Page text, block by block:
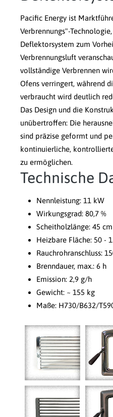
Pacific Energy ist
Verbrennungs"-
Deflektorsystem zum
Verbrennungsluft
vollständige Verbrennen
Ofens verringert, während
verbraucht wird deutlich
Das Design und die
unübertroffen: Die
sind präzise geformt und
kontinuierliche,
zu ermöglichen.
Technische
Nennleistung: 11 kW
Wirkungsgrad: 80,7 %
Scheitholzlänge: 45 cm
Heizbare Fläche: 50 -
Rauchrohranschluss:
Brenndauer, max.: 6 h
Emission: 2,9 g/h
Gewicht: ~ 155 kg
Maße: H730/B632/